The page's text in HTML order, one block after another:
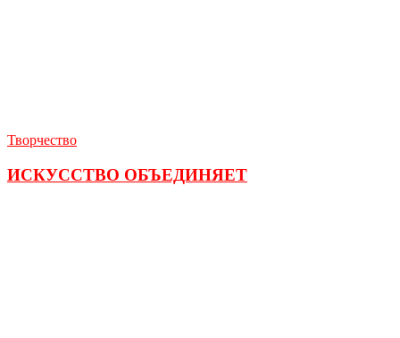
Творчество
ИСКУССТВО ОБЪЕДИНЯЕТ